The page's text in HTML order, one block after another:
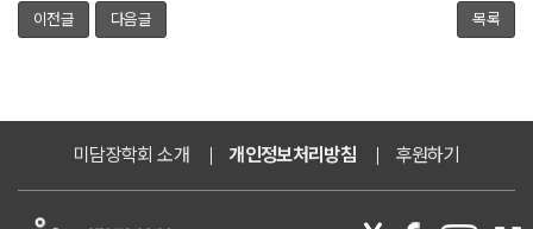
이전글 다음글 목록
미담장학회 소개 개인정보처리방침 후원하기